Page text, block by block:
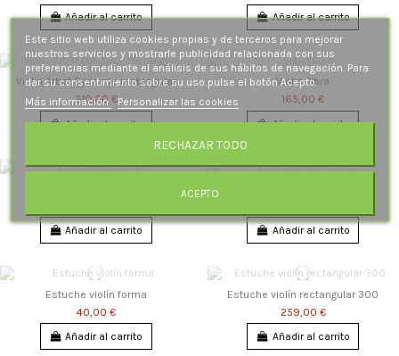
Añadir al carrito
Añadir al carrito
Violin Artist Dynamic rectangular
210,00 €
Añadir al carrito
Violin Fibra
165,00 €
Añadir al carrito
Añadir al carrito
Añadir al carrito
Estuche violín forma
40,00 €
Añadir al carrito
Estuche violín rectangular 300
259,00 €
Añadir al carrito
Este sitio web utiliza cookies propias y de terceros para mejorar
nuestros servicios y mostrarle publicidad relacionada con sus
preferencias mediante el análisis de sus hábitos de navegación. Para
dar su consentimiento sobre su uso pulse el botón Acepto.
Más información
Personalizar las cookies
RECHAZAR TODO
ACEPTO